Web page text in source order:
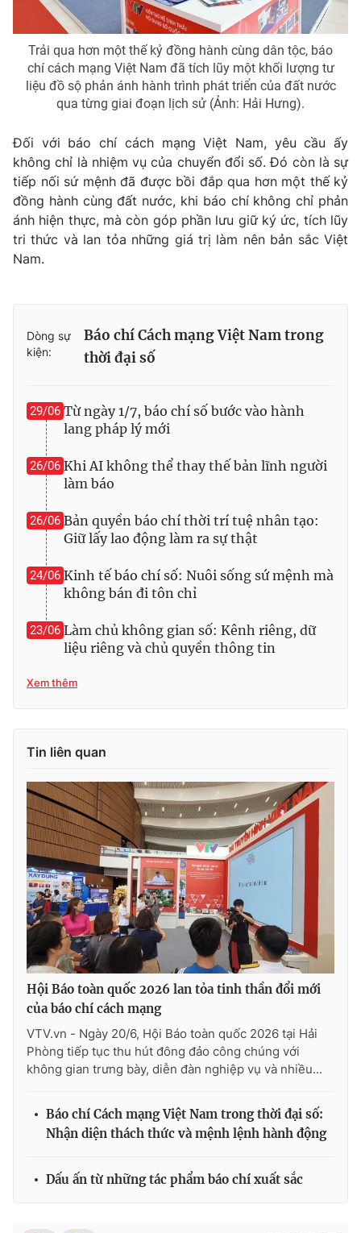
Trải qua hơn một thế kỷ đồng hành cùng dân tộc, báo
chí cách mạng Việt Nam đã tích lũy một khối lượng tư
liệu đồ sộ phản ánh hành trình phát triển của đất nước
qua từng giai đoạn lịch sử (Ảnh: Hải Hưng).
Đối với báo chí cách mạng Việt Nam, yêu cầu ấy
không chỉ là nhiệm vụ của chuyển đổi số. Đó còn là sự
tiếp nối sứ mệnh đã được bồi đắp qua hơn một thế kỷ
đồng hành cùng đất nước, khi báo chí không chỉ phản
ánh hiện thực, mà còn góp phần lưu giữ ký ức, tích lũy
tri thức và lan tỏa những giá trị làm nên bản sắc Việt
Nam.
Dòng sự
kiện:
Báo chí Cách mạng Việt Nam trong
thời đại số
29/06 Từ ngày 1/7, báo chí số bước vào hành
lang pháp lý mới
26/06 Khi AI không thể thay thế bản lĩnh người
làm báo
26/06 Bản quyền báo chí thời trí tuệ nhân tạo:
Giữ lấy lao động làm ra sự thật
24/06 Kinh tế báo chí số: Nuôi sống sứ mệnh mà
không bán đi tôn chỉ
23/06 Làm chủ không gian số: Kênh riêng, dữ
liệu riêng và chủ quyền thông tin
Xem thêm
Tin liên quan
Hội Báo toàn quốc 2026 lan tỏa tinh thần đổi mới
của báo chí cách mạng
VTV.vn - Ngày 20/6, Hội Báo toàn quốc 2026 tại Hải
Phòng tiếp tục thu hút đông đảo công chúng với
không gian trưng bày, diễn đàn nghiệp vụ và nhiều...
Báo chí Cách mạng Việt Nam trong thời đại số:
Nhận diện thách thức và mệnh lệnh hành động
Dấu ấn từ những tác phẩm báo chí xuất sắc